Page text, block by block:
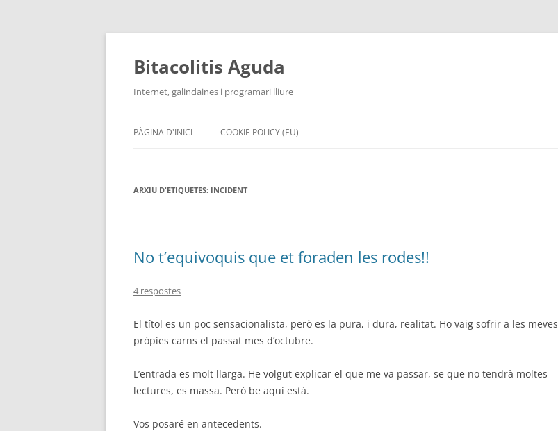
Vés
contingut
Bitacolitis Aguda
Internet, galindaines i programari lliure
PÀGINA D'INICI COOKIE POLICY (EU)
ARXIU D'ETIQUETES: INCIDENT
No t’equivoquis que et foraden les rodes!!
4 respostes
El títol es un poc sensacionalista, però es la pura, i dura, realitat. Ho vaig sofrir a les meves
pròpies carns el passat mes d’octubre.
L’entrada es molt llarga. He volgut explicar el que me va passar, se que no tendrà moltes
lectures, es massa. Però be aquí està.
Vos posaré en antecedents.